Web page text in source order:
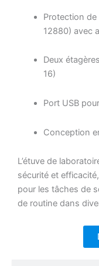
Protection de
12880) avec
Deux
16)
Port USB
Conception
L’étuve de
sécurité et
pour les tâches de
de routine dans